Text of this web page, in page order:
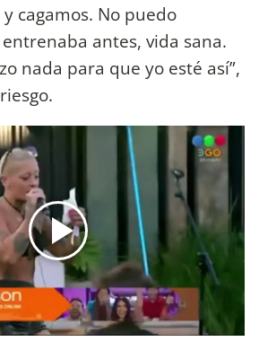
cagamos. No puedo
antes, vida sana.
nada para que yo esté así”,